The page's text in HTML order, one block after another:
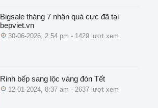
Bigsale tháng 7 nhận quà cực đã tại
bepviet.vn
30-06-2026, 2:54 pm - 1429 lượt xem
Rinh bếp sang lộc vàng đón Tết
12-01-2024, 8:37 am - 2637 lượt xem